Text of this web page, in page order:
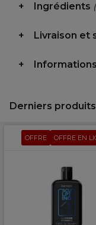
Ingrédients
Livraison et
Derniers
OFFRE OFFRE EN